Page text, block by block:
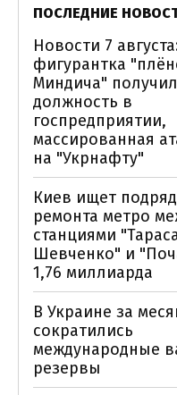
ПОСЛЕДНИЕ
Новости 7
фигурантка
Миндича"
должность в
госпредприятии,
массированная
на "Укрнафту"
Киев ищет
ремонта метро
станциями
Шевченко" и
1,76 миллиарда
В Украине за
сократились
международные
резервы